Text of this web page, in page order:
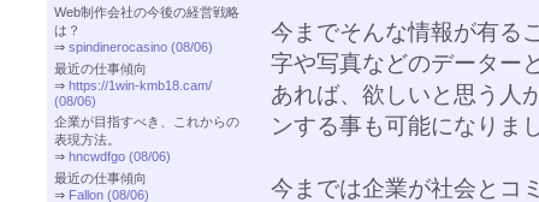
Web制作会社の今後の経営戦略
は？
⇒ spindinerocasino (08/06)
最近の仕事傾向
⇒ https://1win-kmb18.cam/
(08/06)
企業が目指すべき、これからの
表現方法。
⇒ hncwdfgo (08/06)
最近の仕事傾向
⇒ Fallon (08/06)
今までそんな情報が有る
字や写真などのデーター
あれば、欲しいと思う人
ンする事も可能になりま
今までは企業が社会とコ